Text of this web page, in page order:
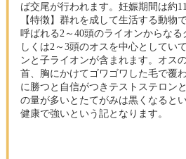
ば交尾が行われます。妊娠期間は約
【特徴】群れを成して生活する動物
呼ばれる2～40頭のライオンからな
しくは2～3頭のオスを中心としてい
ンと子ライオンが含まれます。オス
首、胸にかけてゴワゴワした毛で覆
に勝つと自信がつきテストステロン
の量が多いとたてがみは黒くなると
健康で強いという記となります。